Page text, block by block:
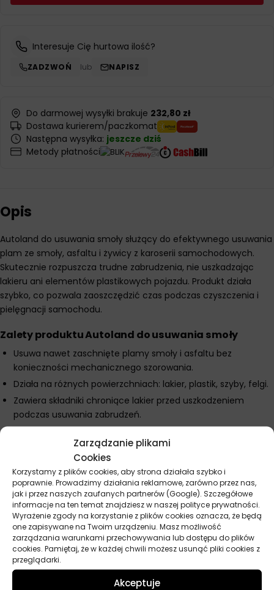
Zarządzanie plikami
Cookies
Korzystamy z plików cookies, aby strona działała szybko i
poprawnie. Prowadzimy działania reklamowe, zarówno przez nas,
jak i przez naszych zaufanych partnerów (Google). Szczegółowe
informacje na ten temat znajdziesz w naszej polityce prywatności.
Wyrażenie zgody na korzystanie z plików cookies oznacza, że będą
one zapisywane na Twoim urządzeniu. Masz możliwość
zarządzania warunkami przechowywania lub dostępu do plików
cookies. Pamiętaj, że w każdej chwili możesz usunąć pliki cookies z
przeglądarki.
Akceptuje
Interesuje Cię hurtowa ilość?
ZADZWOŃ lub NAPISZ
Do darmowej wysyłki brakuje 232,80 zł
Dostawa kurierem/paczkomat
Następna wysyłka: jeszcze dziś
Metody płatności
Opis
Autoland do usuwania smoły służący do efektywnego usuwania
plam ze smoły, asfaltu i żywicy z karoserii samochodowych.
Skutecznie rozpuszcza trudne zabrudzenia, nie uszkadzając
lakieru ani elementów plastikowych pojazdu. Produkt działa
szybko, co pozwala zaoszczędzić czas podczas czyszczenia i
pielęgnacji samochodu.
Zalety produktu Autoland do usuwania smoły
Usuwa nawet zaschnięte plamy smoły i asfaltu bez
konieczności mechanicznego szorowania.
Działa na różnych powierzchniach: lakier, plastik, szyby, felgi.
Zawiera składniki chroniące lakier przed uszkodzeniem
podczas usuwania zabrudzeń.
Pojemność 400ml wystarcza na wiele aplikacji.
Jak stosować Autoland do usuwania smoły
Wstrząśnij pojemnikiem przed użyciem.
Spryskaj preparat bezpośrednio na zabrudzoną powierzchnię
z odległości około 15-20 cm.
Odczekaj 1-2 minuty, aby produkt mógł rozpuścić
zanieczyszczenia.
Przetrzyj powierzchnię czystą, miękką ściereczką z